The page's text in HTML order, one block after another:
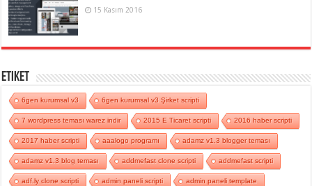
15 Kasım 2016
Etiket
6gen kurumsal v3 6gen kurumsal v3 Şirket scripti
7 wordpress teması warez indir 2015 E Ticaret scripti 2016 haber scripti
2017 haber scripti aaalogo programı adamz v1.3 blogger teması
adamz v1.3 blog teması addmefast clone scripti addmefast scripti
adf.ly clone scripti admin paneli scripti admin paneli template